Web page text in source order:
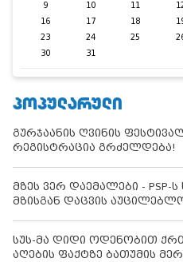
9
10 11
16
17 18
23
24 25
30
31
ᲞᲝᲞᲣᲚᲐᲠᲣᲚᲘ
გურჯაანის ღვინის
რეგისტრაცია გრძელდება!
მზეს ვერ დაემალები - PSP-
მზისგან დაცვის
სუს-მა დიდი ოდენობით
აღების ფაქტზე ბათუმის